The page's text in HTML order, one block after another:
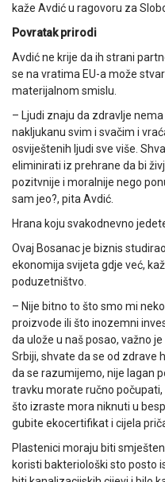
kaže Avdić u ragovoru za
Povratak prirodi
Avdić ne krije da ih strani
se na vratima EU-a može
materijalnom smislu.
– Ljudi znaju da zdravlje
nakljukanu svim i svačim i
osviještenih ljudi sve više.
eliminirati iz prehrane da bi
pozitvnije i moralnije nego
sam jeo?, pita Avdić.
Hrana koju svakodnevno
Ovaj Bosanac je biznis
ekonomija svijeta gdje već,
poduzetništvo.
– Nije bitno to što smo mi
proizvode ili što inozemni
da ulože u naš posao, važno
Srbiji, shvate da se od zdrave
da se razumijemo, nije lagan
travku morate ručno
što izraste mora niknuti u
gubite ekocertifikat i cijela
Plastenici moraju biti
koristi bakteriološki sto posto